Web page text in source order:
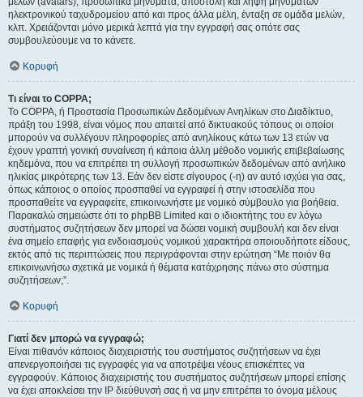
ηλεκτρονικού ταχυδρομείου από και προς άλλα μέλη, ένταξη σε ομάδα μελών,
κλπ. Χρειάζονται μόνο μερικά λεπτά για την εγγραφή σας οπότε σας
συμβουλεύουμε να το κάνετε.
Κορυφή
Τι είναι το COPPA;
Το COPPA, ή Προστασία Προσωπικών Δεδομένων Ανηλίκων στο Διαδίκτυο,
πράξη του 1998, είναι νόμος που απαιτεί από δικτυακούς τόπους οι οποίοι
μπορούν να συλλέγουν πληροφορίες από ανηλίκους κάτω των 13 ετών να
έχουν γραπτή γονική συναίνεση ή κάποια άλλη μέθοδο νομικής επιβεβαίωσης
κηδεμόνα, που να επιτρέπει τη συλλογή προσωπικών δεδομένων από ανήλικο
ηλικίας μικρότερης των 13. Εάν δεν είστε σίγουρος (-η) αν αυτό ισχύει για σας,
όπως κάποιος ο οποίος προσπαθεί να εγγραφεί ή στην ιστοσελίδα που
προσπαθείτε να εγγραφείτε, επικοινωνήστε με νομικό σύμβουλο για βοήθεια.
Παρακαλώ σημειώστε ότι το phpBB Limited και ο ιδιοκτήτης του εν λόγω
συστήματος συζητήσεων δεν μπορεί να δώσει νομική συμβουλή και δεν είναι
ένα σημείο επαφής για ενδοιασμούς νομικού χαρακτήρα οποιουδήποτε είδους,
εκτός από τις περιπτώσεις που περιγράφονται στην ερώτηση “Με ποιόν θα
επικοινωνήσω σχετικά με νομικά ή θέματα κατάχρησης πάνω στο σύστημα
συζητήσεων;”.
Κορυφή
Γιατί δεν μπορώ να εγγραφώ;
Είναι πιθανόν κάποιος διαχειριστής του συστήματος συζητήσεων να έχει
απενεργοποιήσει τις εγγραφές για να αποτρέψει νέους επισκέπτες να
εγγραφούν. Κάποιος διαχειριστής του συστήματος συζητήσεων μπορεί επίσης
να έχει αποκλείσει την IP διεύθυνσή σας ή να μην επιτρέπει το όνομα μέλους